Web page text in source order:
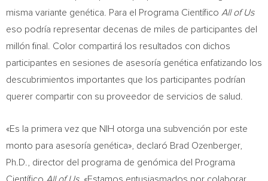
misma variante genética. Para el Programa Científico All of Us
eso podría representar decenas de miles de participantes del
millón final. Color compartirá los resultados con dichos
participantes en sesiones de asesoría genética enfatizando los
descubrimientos importantes que los participantes podrían
querer compartir con su proveedor de servicios de salud.
«Es la primera vez que NIH otorga una subvención por este
monto para asesoría genética», declaró Brad Ozenberger,
Ph.D., director del programa de genómica del Programa